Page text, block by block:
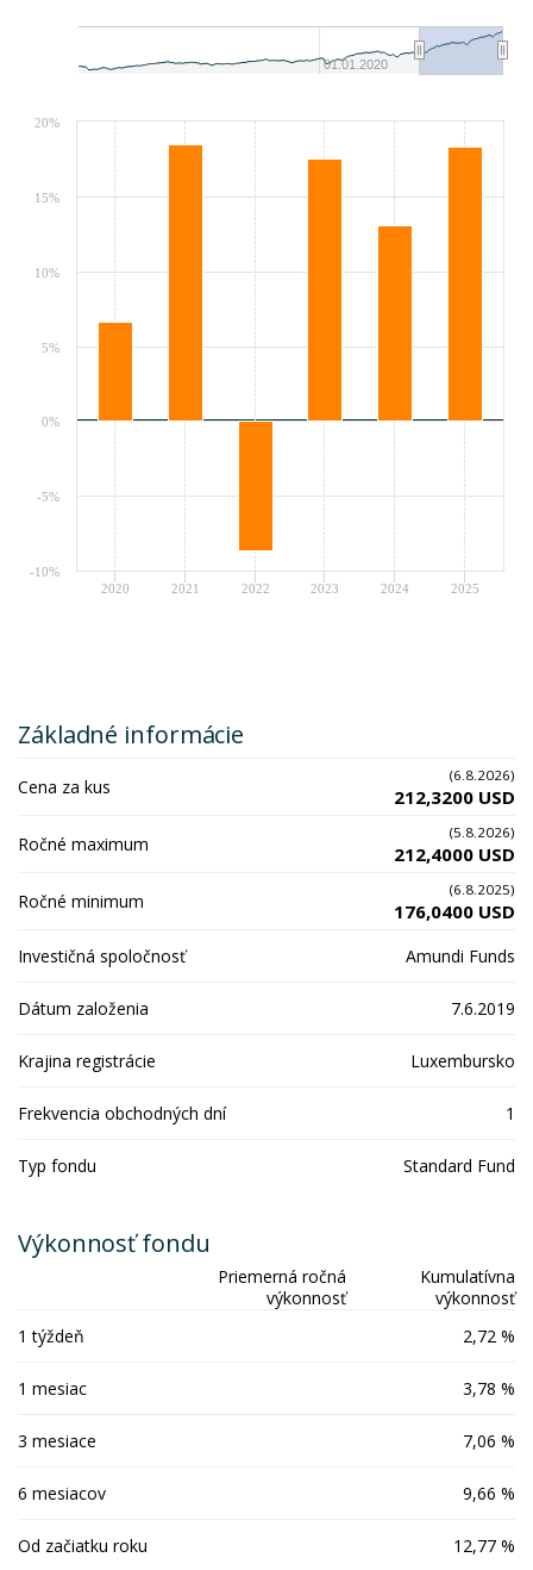
01.01.2020
2020 2021 2022 2023 2024 2025
-10%
-5%
0%
5%
10%
15%
20%
Základné informácie
Cena za kus (6.8.2026)
212,3200 USD
Ročné maximum (5.8.2026)
212,4000 USD
Ročné minimum (6.8.2025)
176,0400 USD
Investičná spoločnosť Amundi Funds
Dátum založenia 7.6.2019
Krajina registrácie Luxembursko
Frekvencia obchodných dní 1
Typ fondu Standard Fund
Výkonnosť fondu
Priemerná ročná
výkonnosť
Kumulatívna
výkonnosť
1 týždeň
2,72 %
1 mesiac 3,78 %
3 mesiace 7,06 %
6 mesiacov 9,66 %
Od začiatku roku 12,77 %